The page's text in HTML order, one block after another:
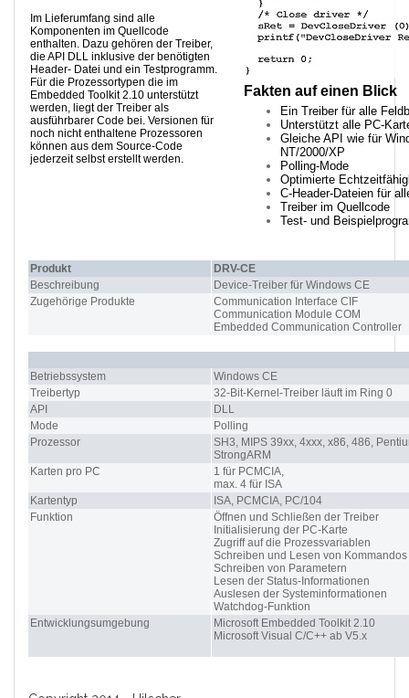
Im Lieferumfang sind alle
Komponenten im Quellcode
enthalten. Dazu gehören der Treiber,
die API DLL inklusive der benötigten
Header- Datei und ein Testprogramm.
Für die Prozessortypen die im
Embedded Toolkit 2.10 unterstützt
werden, liegt der Treiber als
ausführbarer Code bei. Versionen für
noch nicht enthaltene Prozessoren
können aus dem Source-Code
jederzeit selbst erstellt werden.
Fakten auf einen Blick
Ein Treiber für alle
Unterstützt alle PC-
Gleiche API wie für
NT/2000/XP
Polling-Mode
Optimierte
C-Header-Dateien für
Treiber im Quellcode
Test- und
Produkt
DRV-CE
Beschreibung
Device-Treiber für Windows CE
Zugehörige Produkte
Communication Interface CIF
Communication Module COM
Embedded Communication Controller
Betriebssystem
Windows CE
Treibertyp
32-Bit-Kernel-Treiber läuft im Ring 0
API
DLL
Mode
Polling
Prozessor
SH3, MIPS 39xx, 4xxx, x86, 486,
StrongARM
Karten pro PC
1 für PCMCIA,
max. 4 für ISA
Kartentyp
ISA, PCMCIA, PC/104
Funktion
Öffnen und Schließen der Treiber
Initialisierung der PC-Karte
Zugriff auf die Prozessvariablen
Schreiben und Lesen von Kommandos
Schreiben von Parametern
Lesen der Status-Informationen
Auslesen der Systeminformationen
Watchdog-Funktion
Entwicklungsumgebung
Microsoft Embedded Toolkit 2.10
Microsoft Visual C/C++ ab V5.x